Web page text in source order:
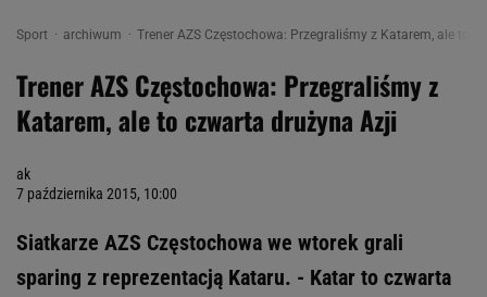
Sport archiwum Trener AZS Częstochowa: Przegraliśmy z Katarem, ale to
Trener AZS Częstochowa: Przegraliśmy z
Katarem, ale to czwarta drużyna Azji
ak
7 października 2015, 10:00
Siatkarze AZS Częstochowa we wtorek grali
sparing z reprezentacją Kataru. - Katar to czwarta